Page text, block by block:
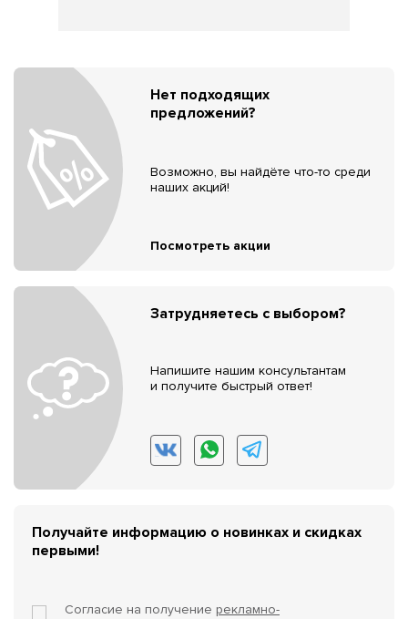
Нет подходящих
предложений?
Возможно, вы найдёте что-то среди
наших акций!
Посмотреть акции
Затрудняетесь с выбором?
Напишите нашим консультантам
и получите быстрый ответ!
Получайте информацию о новинках и скидках
первыми!
Согласие на получение рекламно-